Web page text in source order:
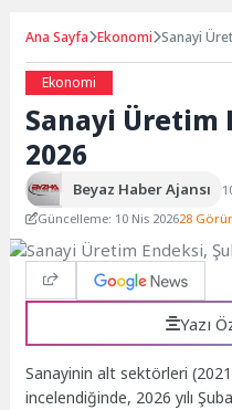
Ana Sayfa Ekonomi Sanayi
Ekonomi
Sanayi Üretim
2026
Beyaz Haber Ajansı
Güncelleme: 10 Nis 202628
Yazı
Sanayinin alt sektörleri
incelendiğinde, 2026 yılı